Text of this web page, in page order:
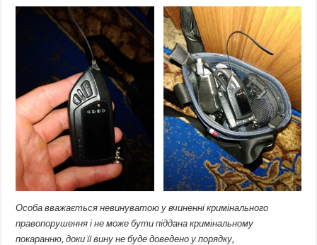
Особа вважається невинуватою у вчиненні кримінального
правопорушення і не може бути піддана кримінальному
покаранню, доки її вину не буде доведено у порядку,